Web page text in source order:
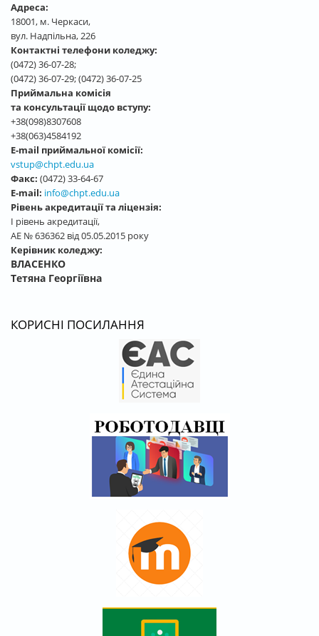
Адреса:
18001, м. Черкаси,
вул. Надпільна, 226
Контактні телефони коледжу:
(0472) 36-07-28;
(0472) 36-07-29; (0472) 36-07-25
Приймальна комісія
та консультації щодо вступу:
+38(098)8307608
+38(063)4584192
E-mail приймальної комісії:
vstup@chpt.edu.ua
Факс: (0472) 33-64-67
E-mail: info@chpt.edu.ua
Рівень акредитації та ліцензія:
І рівень акредитації,
АЕ № 636362 від 05.05.2015 року
Керівник коледжу:
ВЛАСЕНКО
Тетяна Георгіївна
КОРИСНІ ПОСИЛАННЯ